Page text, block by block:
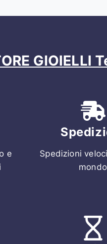
GIOIELLI
e
Spedizioni
mondo